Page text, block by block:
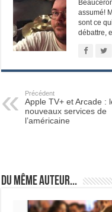
assumé!
sont ce
débattre,
Précédent
Apple TV+ et Arcade :
nouveaux services de
l’américaine
Du même auteur...